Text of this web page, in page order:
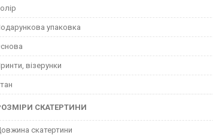
упаковка
візерунки
СКАТЕРТИНИ
скатертини